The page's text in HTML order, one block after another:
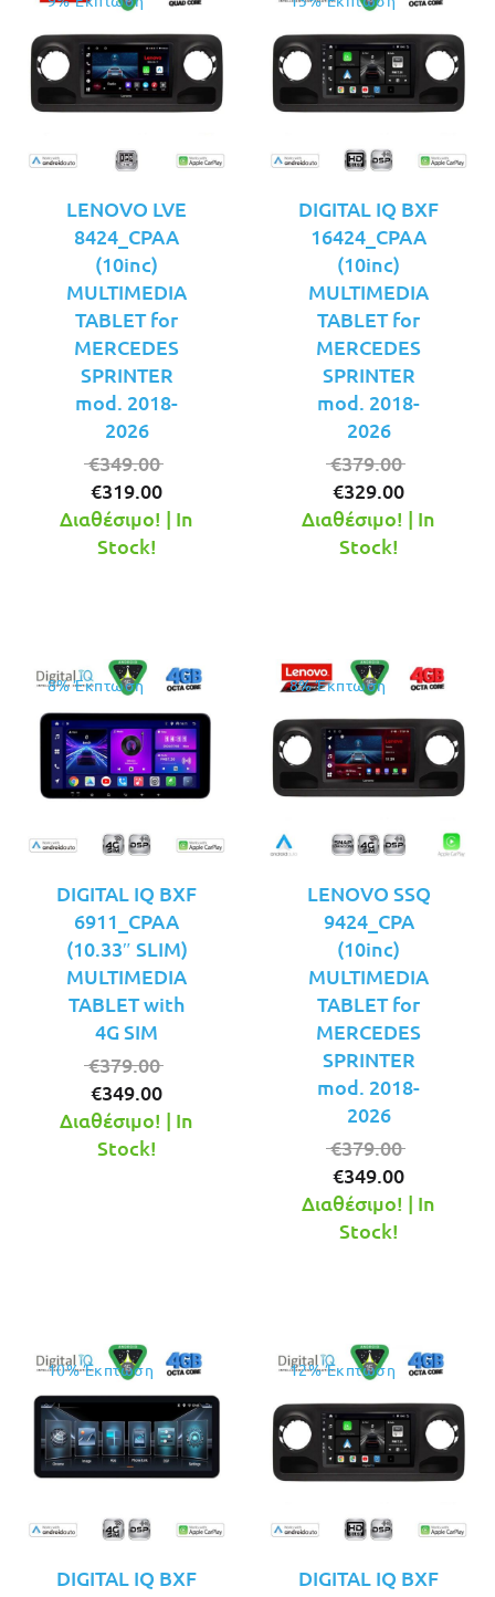
LENOVO LVE
8424_CPAA
(10inc)
MULTIMEDIA
TABLET for
MERCEDES
SPRINTER
mod. 2018-
2026
€349.00
was:
€319.00
τρέχουσα
Διαθέσιμο! | In
Stock!
DIGITAL IQ BXF
16424_CPAA
(10inc)
MULTIMEDIA
TABLET for
MERCEDES
SPRINTER
mod. 2018-
2026
€379.00
was:
€329.00
τρέχουσα
Διαθέσιμο! | In
Stock!
8% Έκπτωση
DIGITAL IQ BXF
6911_CPAA
(10.33″ SLIM)
MULTIMEDIA
TABLET with
4G SIM
€379.00
was:
€349.00
τρέχουσα
Διαθέσιμο! | In
Stock!
8% Έκπτωση
LENOVO SSQ
9424_CPA
(10inc)
MULTIMEDIA
TABLET for
MERCEDES
SPRINTER
mod. 2018-
2026
€379.00
was:
€349.00
τρέχουσα
Διαθέσιμο! | In
Stock!
10% Έκπτωση
DIGITAL IQ BXF
12% Έκπτωση
DIGITAL IQ BXF